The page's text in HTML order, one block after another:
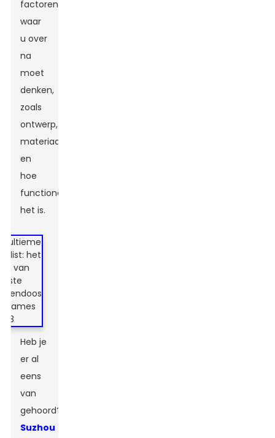
factoren
waar
u over
na
moet
denken,
zoals
ontwerp,
materiaal
en
hoe
functioneel
het is.
Heb je
er al
eens
van
gehoord?
Suzhou